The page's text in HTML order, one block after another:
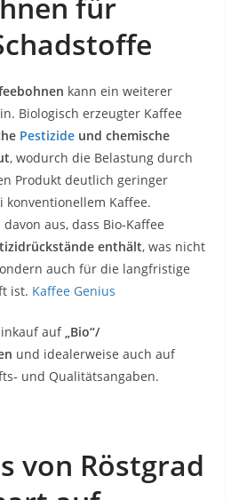
für
kann ein weiterer
Biologisch erzeugter Kaffee
Pestizide und chemische
, wodurch die Belastung durch
Produkt deutlich geringer
konventionellem Kaffee.
aus, dass Bio‑Kaffee
enthält, was nicht
auch für die langfristige
ist. Kaffee Genius
auf„Bio“/
und idealerweise auch auf
und Qualitätsangaben.
von Röstgrad